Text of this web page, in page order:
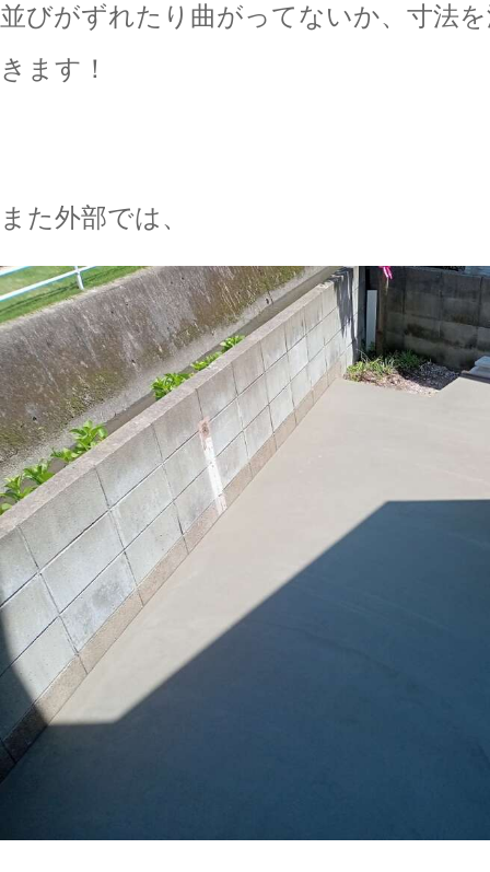
並びがずれたり曲がってないか、寸法
きます！
また外部では、